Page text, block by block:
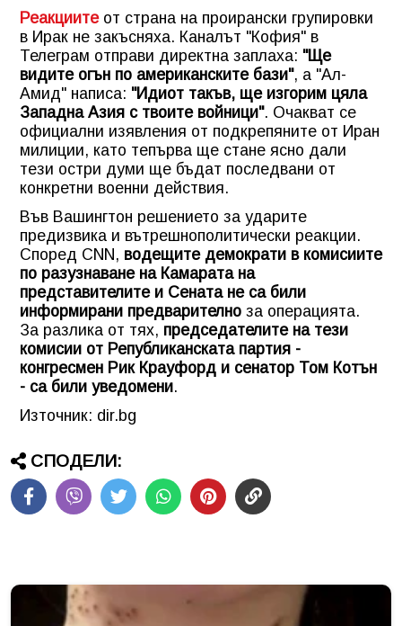
Реакциитеот страна на проирански групировки
в Ирак не закъсняха. Каналът "Кофия" в
Телеграм отправи директна заплаха: "Ще
видите огън по американските бази", а "Ал-
Амид" написа: "Идиот такъв, ще изгорим цяла
Западна Азия с твоите войници". Очакват се
официални изявления от подкрепяните от Иран
милиции, като тепърва ще стане ясно дали
тези остри думи ще бъдат последвани от
конкретни военни действия.
Във Вашингтон решението за ударите
предизвика и вътрешнополитически реакции.
Според CNN, водещите демократи в комисиите
по разузнаване на Камарата на
представителите и Сената не са били
информирани предварително за операцията.
За разлика от тях, председателите на тези
комисии от Републиканската партия -
конгресмен Рик Крауфорд и сенатор Том Котън
- са били уведомени.
Източник: dir.bg
СПОДЕЛИ: